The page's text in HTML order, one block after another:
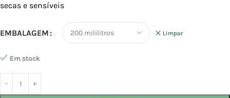
secas e sensíveis
EMBALAGEM Limpar
Em stock